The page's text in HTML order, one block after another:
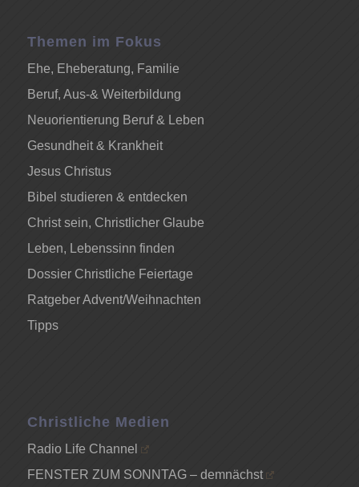
Themen im Fokus
Ehe, Eheberatung, Familie
Beruf, Aus-& Weiterbildung
Neuorientierung Beruf & Leben
Gesundheit & Krankheit
Jesus Christus
Bibel studieren & entdecken
Christ sein, Christlicher Glaube
Leben, Lebenssinn finden
Dossier Christliche Feiertage
Ratgeber Advent/Weihnachten
Tipps
Christliche Medien
Radio Life Channel
FENSTER ZUM SONNTAG – demnächst